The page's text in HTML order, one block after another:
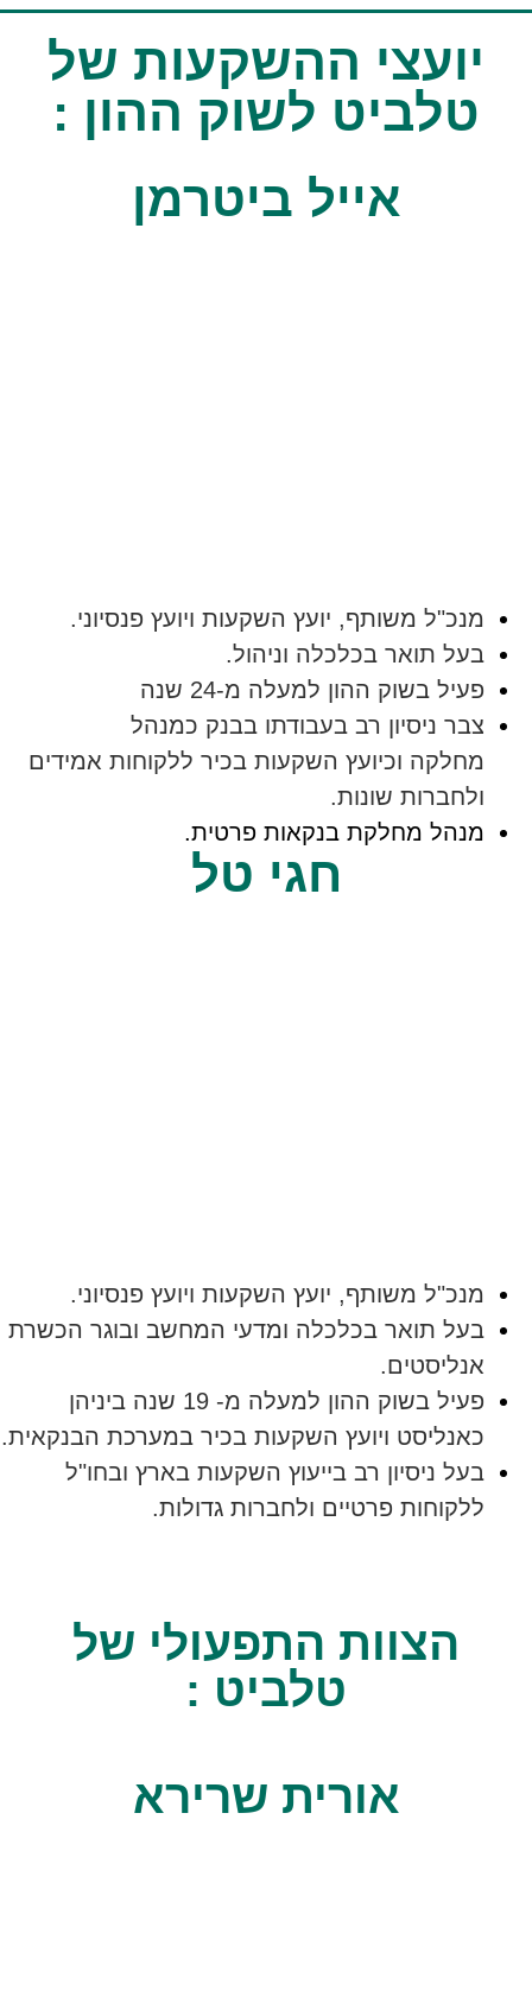
ההשקעות של
לשוק ההון :
אייל ביטרמן
משותף, יועץ השקעות ויועץ פנסיוני.
תואר בכלכלה וניהול.
בשוק ההון למעלה מ-24 שנה
ניסיון רב בעבודתו בבנק כמנהל
וכיועץ השקעות בכיר ללקוחות אמידים
שונות.
מחלקת בנקאות פרטית.
חגי טל
משותף, יועץ השקעות ויועץ פנסיוני.
תואר בכלכלה ומדעי המחשב ובוגר הכשרת
פעיל בשוק ההון למעלה מ- 19 שנה ביניהן
ויועץ השקעות בכיר במערכת הבנקאית.
ניסיון רב בייעוץ השקעות בארץ ובחו"ל
פרטיים ולחברות גדולות.
התפעולי של
טלביט :
אורית שרירא